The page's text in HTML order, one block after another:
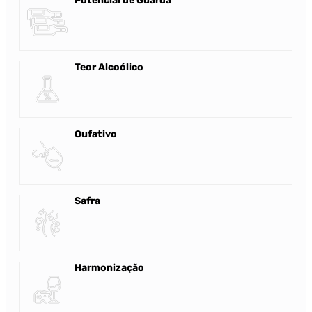
Teor Alcoólico
Oufativo
Safra
Harmonização